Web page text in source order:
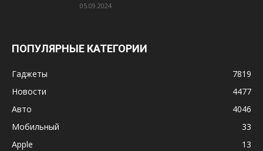
05.09.2024
ПОПУЛЯРНЫЕ КАТЕГОРИИ
Гаджеты
7819
Новости
4477
Авто
4046
Мобильный
33
Apple
13